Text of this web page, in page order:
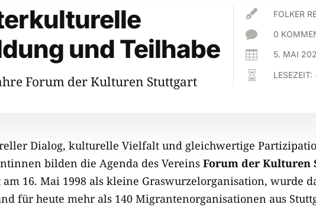
und Teilhabe
Forum der Kulturen Stuttgart
 FOLKER
 0
 5. MAI
 LESEZEIT:
Dialog, kulturelle Vielfalt und gleichwertige
bilden die Agenda des Vereins Forum der Kulturen
am 16. Mai 1998 als kleine Graswurzelorganisation, wurde
für heute mehr als 140 Migrantenorganisationen aus